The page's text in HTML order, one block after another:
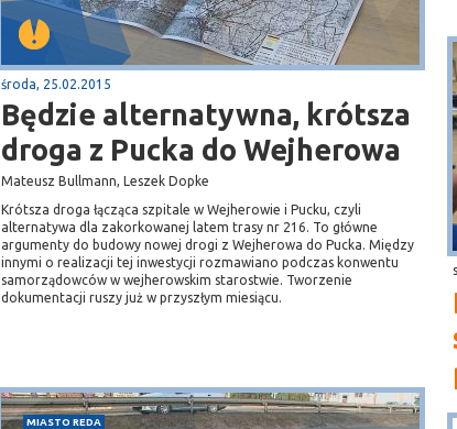
środa, 25.02.2015
Będzie alternatywna, krótsza
droga z Pucka do Wejherowa
Mateusz Bullmann, Leszek Dopke
Krótsza droga łącząca szpitale w Wejherowie i Pucku, czyli
alternatywa dla zakorkowanej latem trasy nr 216. To główne
argumenty do budowy nowej drogi z Wejherowa do Pucka. Między
innymi o realizacji tej inwestycji rozmawiano podczas konwentu
samorządowców w wejherowskim starostwie. Tworzenie
dokumentacji ruszy już w przyszłym miesiącu.
MIASTO REDA